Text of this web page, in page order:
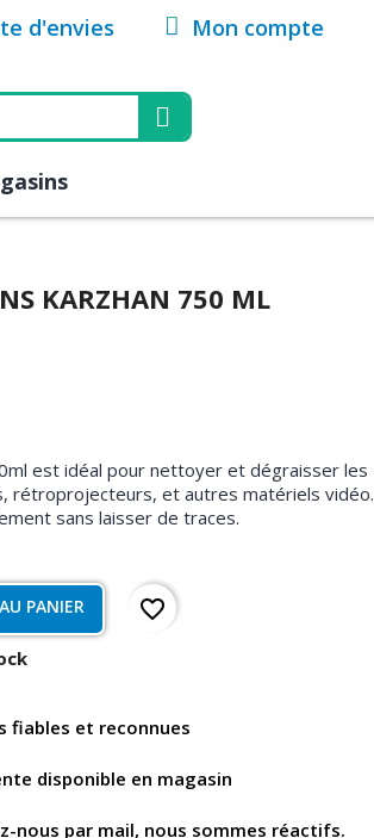
d'envies Mon compte
KARZHAN 750 ML
est idéal pour nettoyer et dégraisser les
rétroprojecteurs, et autres matériels vidéo.
sans laisser de traces.
PANIER
favorite_border
fiables et reconnues
disponible en magasin
nous par mail, nous sommes réactifs.